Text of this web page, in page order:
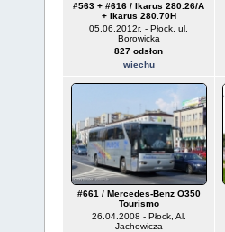
#563 + #616 / Ikarus 280.26/A
+ Ikarus 280.70H
05.06.2012r. - Płock, ul.
Borowicka
827 odsłon
wiechu
#661 / Mercedes-Benz O350
Tourismo
26.04.2008 - Płock, Al.
Jachowicza